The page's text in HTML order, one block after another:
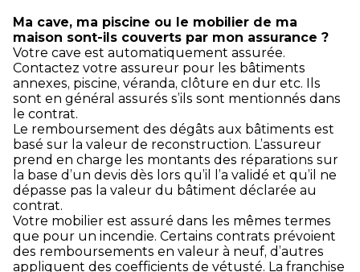
Ma cave, ma piscine ou le mobilier de ma
maison sont-ils couverts par mon assurance ?
Votre cave est automatiquement assurée.
Contactez votre assureur pour les bâtiments
annexes, piscine, véranda, clôture en dur etc. Ils
sont en général assurés s’ils sont mentionnés dans
le contrat.
Le remboursement des dégâts aux bâtiments est
basé sur la valeur de reconstruction. L’assureur
prend en charge les montants des réparations sur
la base d’un devis dès lors qu’il l’a validé et qu’il ne
dépasse pas la valeur du bâtiment déclarée au
contrat.
Votre mobilier est assuré dans les mêmes termes
que pour un incendie. Certains contrats prévoient
des remboursements en valeur à neuf, d’autres
appliquent des coefficients de vétusté. La franchise